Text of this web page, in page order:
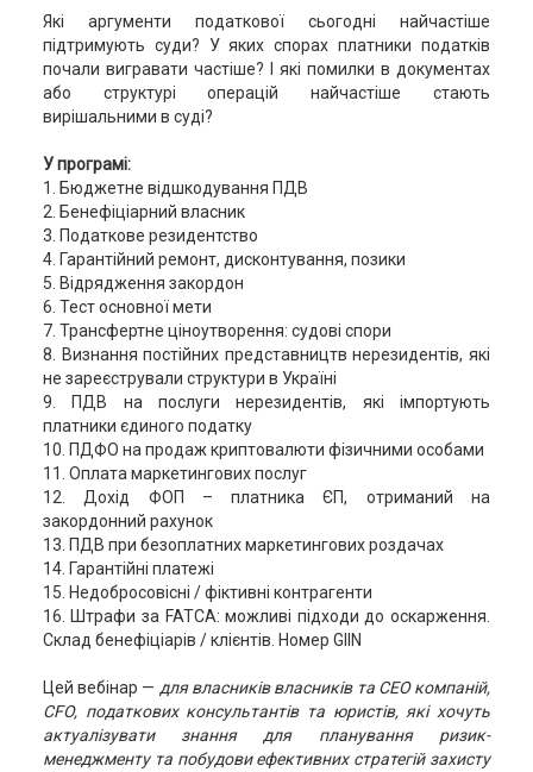
Які аргументи податкової сьогодні найчастіше
підтримують суди? У яких спорах платники податків
почали вигравати частіше? І які помилки в документах
або структурі операцій найчастіше стають
вирішальними в суді?
У програмі:
1. Бюджетне відшкодування ПДВ
2. Бенефіціарний власник
3. Податкове резидентство
4. Гарантійний ремонт, дисконтування, позики
5. Відрядження закордон
6. Тест основної мети
7. Трансфертне ціноутворення: судові спори
8. Визнання постійних представництв нерезидентів, які
не зареєстрували структури в Україні
9. ПДВ на послуги нерезидентів, які імпортують
платники єдиного податку
10. ПДФО на продаж криптовалюти фізичними особами
11. Оплата маркетингових послуг
12. Дохід ФОП – платника ЄП, отриманий на
закордонний рахунок
13. ПДВ при безоплатних маркетингових роздачах
14. Гарантійні платежі
15. Недобросовісні / фіктивні контрагенти
16. Штрафи за FATCA: можливі підходи до оскарження.
Склад бенефіціарів / клієнтів. Номер GIIN
Цей вебінар — для власників власників та СЕО компаній,
CFO, податкових консультантів та юристів, які хочуть
актуалізувати знання для планування ризик-
менеджменту та побудови ефективних стратегій захисту